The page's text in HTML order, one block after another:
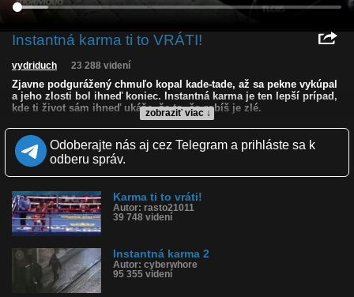
Instantná karma ti to VRÁTI!
zobraziť viac ↓
vydriduch 23 288 videní
Zjavne podgurážený chmuľo kopal kade-tade, až sa pekne vykúpal
a jeho zlosti bol ihneď koniec. Instantná karma je ten lepší prípad,
kde ti život sám ihneď ukáže, že to, čo robíš je zlé.
Kvalita:
Zverejnené: 9.4.2021 13:16
Páči sa: 98% (46 hlasov)
Dľžka: 0:16
Kategória: ľudia
Tagy: instantná karma, karma, spadol do mora, kopal, loďky, opilec
História sledovanosti videa:
Odoberajte nás aj cez Telegram a prihláste sa k
odberu správ.
Karma ti to vráti!
Autor: rasto21011
39 748 videní
Instantná karma 2
Autor: cyberwhore
95 355 videní